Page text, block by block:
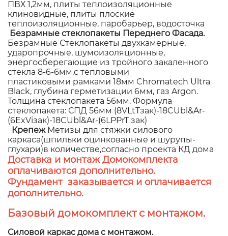
ПВХ 1,2мм, плиты теплоизоляционные
клиновидные, плиты плоские
теплоизоляционные, паробарьер, водосточка
Безрамные стеклопакеты Переднего Фасада.
Безрамные Стеклопакеты двухкамерные,
ударопрочные, шумоизоляционные,
энергосберегающие из тройного закаленного
стекла 8-6-6мм,с тепловыми
пластиковыми рамками 18мм Chromatech Ultra
Black, глубина герметизации 6мм, газ Argon.
Толщина стеклопакета 56мм. Формула
стеклопакета: СПД 56мм (8VLtTзак)-18CUbl&Ar-
(6ExViзак)-18CUbl&Ar-(6LPPrT зак)
Крепеж Метизы для стяжки силового
каркаса(шпильки оцинкованные и шурупы-
глухари)в количестве,согласно проекта КД дома
Доставка и монтаж Домокомплекта
оплачиваются дополнительно.
Фундамент заказывается и оплачивается
дополнительно.
Базовый домокомплект с монтажом.
Силовой каркас дома с монтажом.